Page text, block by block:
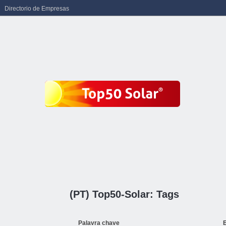
(PT) Top50-Solar: Tags
Palavra chave
Directorio de Empresas